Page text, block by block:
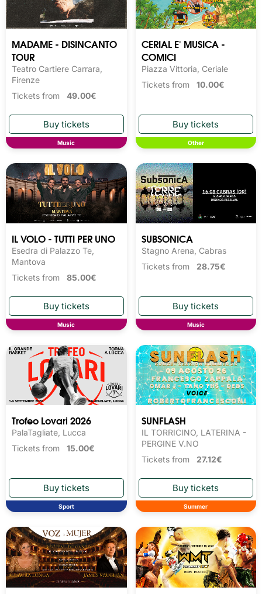
MADAME - DISINCANTO
TOUR
Teatro Cartiere Carrara,
Firenze
Tickets from 49.00€
Music
CERIAL E' MUSICA -
COMICI
Piazza Vittoria, Ceriale
Tickets from 10.00€
Other
IL VOLO - TUTTI PER UNO
Esedra di Palazzo Te,
Mantova
Tickets from 85.00€
Music
SUBSONICA
Stagno Arena, Cabras
Tickets from 28.75€
Music
Trofeo Lovari 2026
PalaTagliate, Lucca
Tickets from 15.00€
Sport
SUNFLASH
IL TORRICINO, LATERINA -
PERGINE V.NO
Tickets from 27.12€
Summer